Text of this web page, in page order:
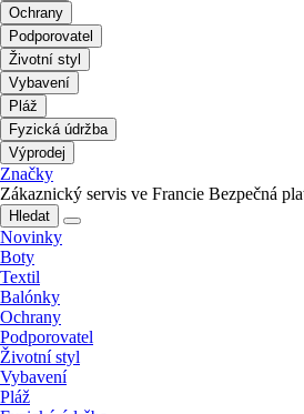
Ochrany
Podporovatel
Životní styl
Vybavení
Pláž
Fyzická údržba
Výprodej
Značky
Zákaznický servis ve Francie Bezpečná
Hledat
Novinky
Boty
Textil
Balónky
Ochrany
Podporovatel
Životní styl
Vybavení
Pláž